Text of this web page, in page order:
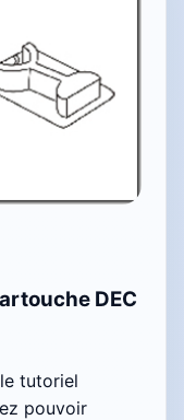
DEC
tutoriel
pouvoir